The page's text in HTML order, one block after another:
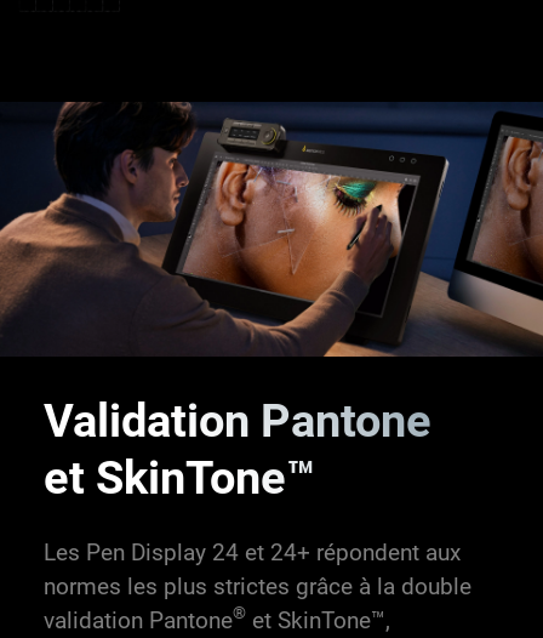
Validation Pantone
et SkinTone™
Les Pen Display 24 et 24+ répondent aux
normes les plus strictes grâce à la double
validation Pantone®et SkinTone™,